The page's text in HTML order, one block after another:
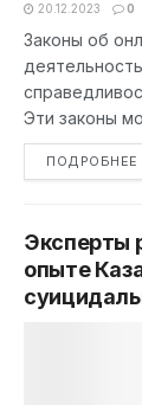
20.12.2023 0
Законы об
Эти законы
ПОДРОБНЕЕ
Эксперты
опыте